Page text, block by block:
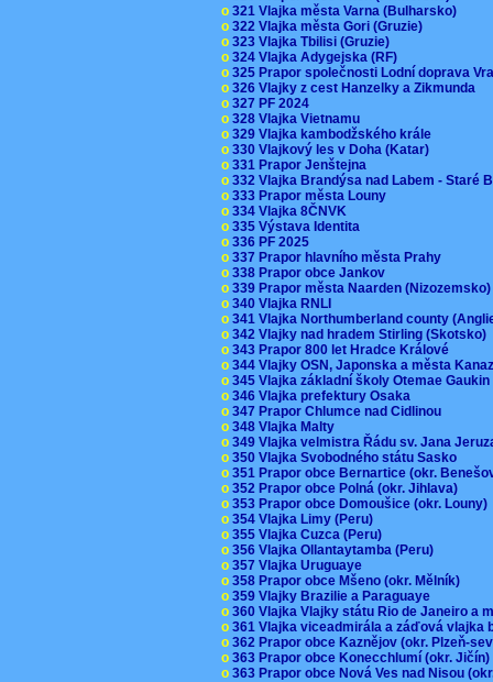
o 321 Vlajka města Varna (Bulharsko)
o 322 Vlajka města Gori (Gruzie)
o 323 Vlajka Tbilisi (Gruzie)
o 324 Vlajka Adygejska (RF)
o 325 Prapor společnosti Lodní doprava
o 326 Vlajky z cest Hanzelky a Zikmunda
o 327 PF 2024
o 328 Vlajka Vietnamu
o 329 Vlajka kambodžského krále
o 330 Vlajkový les v Doha (Katar)
o 331 Prapor Jenštejna
o 332 Vlajka Brandýsa nad Labem - Staré
o 333 Prapor města Louny
o 334 Vlajka 8ČNVK
o 335 Výstava Identita
o 336 PF 2025
o 337 Prapor hlavního města Prahy
o 338 Prapor obce Jankov
o 339 Prapor města Naarden
o 340 Vlajka RNLI
o 341 Vlajka Northumberland county
o 342 Vlajky nad hradem Stirling (Skotsko)
o 343 Prapor 800 let Hradce Králové
o 344 Vlajky OSN, Japonska a města
o 345 Vlajka základní školy Otemae
o 346 Vlajka prefektury Osaka
o 347 Prapor Chlumce nad Cidlinou
o 348 Vlajka Malty
o 349 Vlajka velmistra Řádu sv. Jana
o 350 Vlajka Svobodného státu Sasko
o 351 Prapor obce Bernartice (okr.
o 352 Prapor obce Polná (okr. Jihlava)
o 353 Prapor obce Domoušice (okr. Louny)
o 354 Vlajka Limy (Peru)
o 355 Vlajka Cuzca (Peru)
o 356 Vlajka Ollantaytamba (Peru)
o 357 Vlajka Uruguaye
o 358 Prapor obce Mšeno (okr. Mělník)
o 359 Vlajky Brazilie a Paraguaye
o 360 Vlajka Vlajky státu Rio de Janeiro a
o 361 Vlajka viceadmirála a záďová
o 362 Prapor obce Kaznějov (okr. Plzeň-
o 363 Prapor obce Konecchlumí (okr.
o 363 Prapor obce Nová Ves nad Nisou